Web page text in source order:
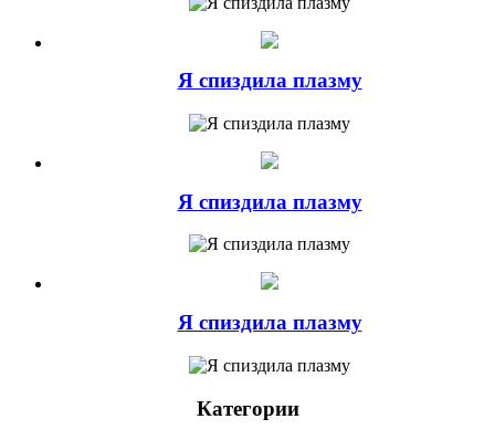
Я спиздила плазму
Я спиздила плазму
Я спиздила плазму
Категории